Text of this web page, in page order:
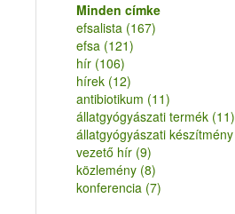
Minden címke
efsalista (167)
efsa (121)
hír (106)
hírek (12)
antibiotikum (11)
állatgyógyászati termék (11)
állatgyógyászati készítmény
vezető hír (9)
közlemény (8)
konferencia (7)